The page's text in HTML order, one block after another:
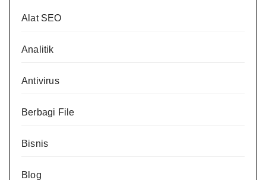
Alat SEO
Analitik
Antivirus
Berbagi File
Bisnis
Blog